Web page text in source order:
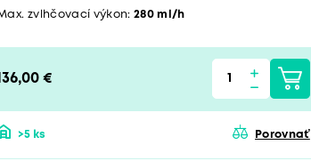
zvlhčovací výkon: 280 ml/h
136,00 €
>5 ks Porovnať